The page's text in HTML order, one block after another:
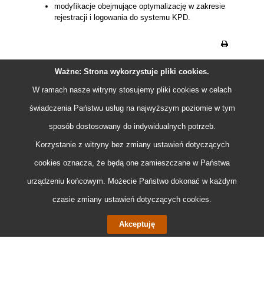
modyfikacje obejmujące optymalizację w zakresie
rejestracji i logowania do systemu KPD.
Ważne: Strona wykorzystuje pliki cookies.
W ramach nasze witryny stosujemy pliki cookies w celach
świadczenia Państwu usług na najwyższym poziomie w tym
sposób dostosowany do indywidualnych potrzeb.
Korzystanie z witryny bez zmiany ustawień dotyczących
cookies oznacza, że będą one zamieszczane w Państwa
urządzeniu końcowym. Możecie Państwo dokonać w każdym
czasie zmiany ustawień dotyczących cookies.
Akceptuję